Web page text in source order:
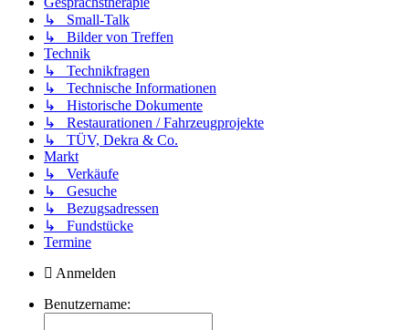
↳ Small-Talk
↳ Bilder von Treffen
Technik
↳ Technikfragen
↳ Technische Informationen
↳ Historische Dokumente
↳ Restaurationen / Fahrzeugprojekte
↳ TÜV, Dekra & Co.
Markt
↳ Verkäufe
↳ Gesuche
↳ Bezugsadressen
↳ Fundstücke
Termine
Anmelden
Benutzername: